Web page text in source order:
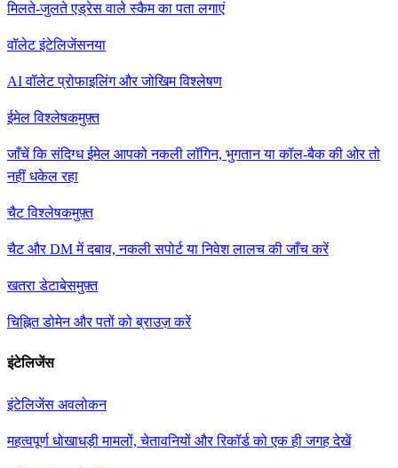
मिलते-जुलते एड्रेस वाले स्कैम का पता लगाएं
वॉलेट इंटेलिजेंसनया
AI वॉलेट प्रोफाइलिंग और जोखिम विश्लेषण
ईमेल विश्लेषकमुफ़्त
जाँचें कि संदिग्ध ईमेल आपको नकली लॉगिन, भुगतान या कॉल-बैक की ओर तो
नहीं धकेल रहा
चैट विश्लेषकमुफ़्त
चैट और DM में दबाव, नकली सपोर्ट या निवेश लालच की जाँच करें
खतरा डेटाबेसमुफ़्त
चिह्नित डोमेन और पतों को ब्राउज़ करें
इंटेलिजेंस
इंटेलिजेंस अवलोकन
महत्वपूर्ण धोखाधड़ी मामलों, चेतावनियों और रिकॉर्ड को एक ही जगह देखें